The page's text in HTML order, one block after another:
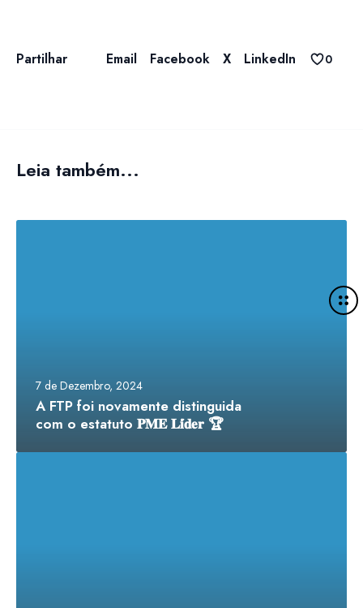
Partilhar Email Facebook X LinkedIn 0
Leia também...
7 de Dezembro, 2024
A FTP foi novamente distinguida
com o estatuto 𝐏𝐌𝐄 𝐋𝐢́𝐝𝐞𝐫 🏆